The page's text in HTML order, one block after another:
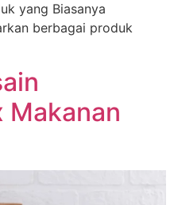
yang Biasanya
berbagai produk
Makanan